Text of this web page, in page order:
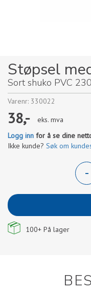
Støpsel
Sort shuko PVC
Varenr: 330022
38,-
eks. mva
Logg inn for å se dine
Ikke kunde? Søk om
-
100+ På lager